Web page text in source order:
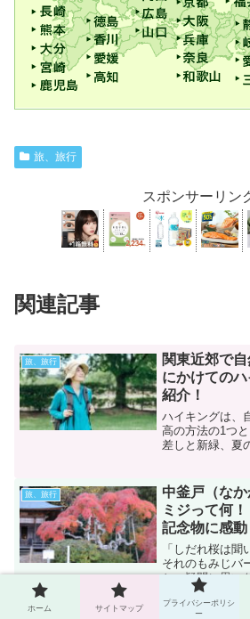
旅、旅行
スポンサーリン
関連記事
旅、旅行
関東近郊で
にかけての
紹介！
ハイキングは、
高の方法の1つ
差しと新緑、夏
は、関東近郊の
を厳選し、それ
旅、旅行
中釜戸（な
ミジって何
記念物に感動
「しだれ桜は聞
それのもみじバ
と、疑問に思い
面から県道240
いました。「シ
ホーム サイトマップ
プライバシーポリシ
ー